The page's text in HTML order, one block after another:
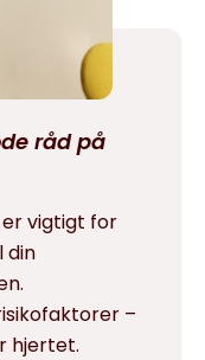
råd på
er vigtigt for
din
–
hjertet.